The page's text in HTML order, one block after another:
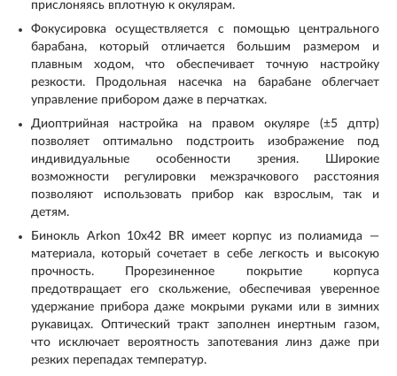
прислоняясь вплотную к окулярам.
Фокусировка осуществляется с помощью центрального
барабана, который отличается большим размером и
плавным ходом, что обеспечивает точную настройку
резкости. Продольная насечка на барабане облегчает
управление прибором даже в перчатках.
Диоптрийная настройка на правом окуляре (±5 дптр)
позволяет оптимально подстроить изображение под
индивидуальные особенности зрения. Широкие
возможности регулировки межзрачкового расстояния
позволяют использовать прибор как взрослым, так и
детям.
Бинокль Arkon 10x42 BR имеет корпус из полиамида —
материала, который сочетает в себе легкость и высокую
прочность. Прорезиненное покрытие корпуса
предотвращает его скольжение, обеспечивая уверенное
удержание прибора даже мокрыми руками или в зимних
рукавицах. Оптический тракт заполнен инертным газом,
что исключает вероятность запотевания линз даже при
резких перепадах температур.